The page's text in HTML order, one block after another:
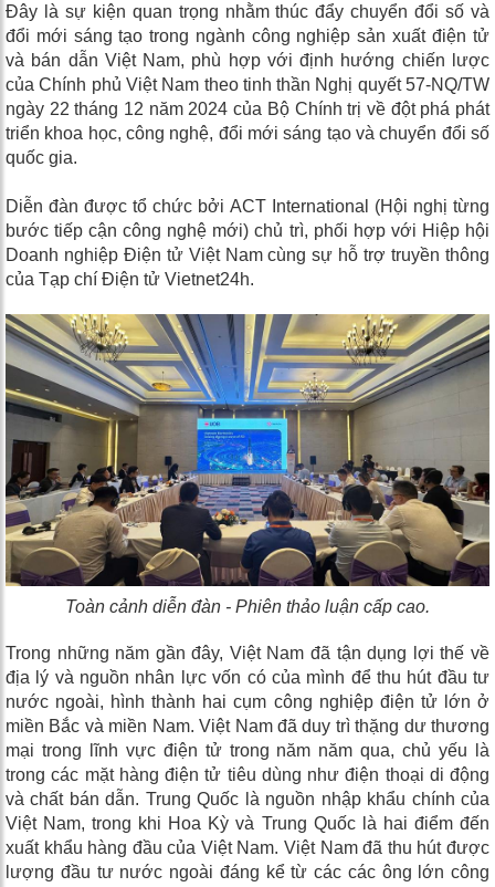
Đây là sự kiện quan trọng nhằm thúc đẩy chuyển đổi số và
đổi mới sáng tạo trong ngành công nghiệp sản xuất điện tử
và bán dẫn Việt Nam, phù hợp với định hướng chiến lược
của Chính phủ Việt Nam theo tinh thần Nghị quyết 57-NQ/TW
ngày 22 tháng 12 năm 2024 của Bộ Chính trị về đột phá phát
triển khoa học, công nghệ, đổi mới sáng tạo và chuyển đổi số
quốc gia.
Diễn đàn được tổ chức bởi ACT International (Hội nghị từng
bước tiếp cận công nghệ mới) chủ trì, phối hợp với Hiệp hội
Doanh nghiệp Điện tử Việt Nam cùng sự hỗ trợ truyền thông
của Tạp chí Điện tử Vietnet24h.
Toàn cảnh diễn đàn - Phiên thảo luận cấp cao.
Trong những năm gần đây, Việt Nam đã tận dụng lợi thế về
địa lý và nguồn nhân lực vốn có của mình để thu hút đầu tư
nước ngoài, hình thành hai cụm công nghiệp điện tử lớn ở
miền Bắc và miền Nam. Việt Nam đã duy trì thặng dư thương
mại trong lĩnh vực điện tử trong năm năm qua, chủ yếu là
trong các mặt hàng điện tử tiêu dùng như điện thoại di động
và chất bán dẫn. Trung Quốc là nguồn nhập khẩu chính của
Việt Nam, trong khi Hoa Kỳ và Trung Quốc là hai điểm đến
xuất khẩu hàng đầu của Việt Nam. Việt Nam đã thu hút được
lượng đầu tư nước ngoài đáng kể từ các các ông lớn công